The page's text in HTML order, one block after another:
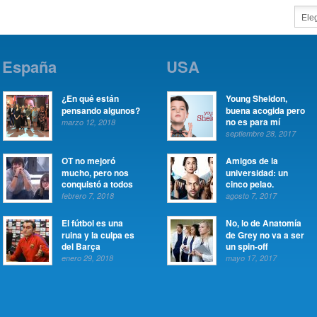
España
¿En qué están
pensando algunos?
marzo 12, 2018
OT no mejoró
mucho, pero nos
conquistó a todos
febrero 7, 2018
El fútbol es una
ruina y la culpa es
del Barça
enero 29, 2018
USA
Young Sheldon,
buena acogida pero
no es para mí
septiembre 28, 2017
Amigos de la
universidad: un
cinco pelao.
agosto 7, 2017
No, lo de Anatomía
de Grey no va a ser
un spin-off
mayo 17, 2017